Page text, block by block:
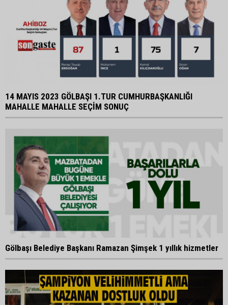
14 MAYIS 2023 GÖLBAŞI 1.TUR CUMHURBAŞKANLIĞI
MAHALLE MAHALLE SEÇİM SONUÇ
Gölbaşı Belediye Başkanı Ramazan Şimşek 1 yıllık hizmetler